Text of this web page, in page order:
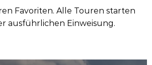
Favoriten. Alle Touren starten
ausführlichen Einweisung.